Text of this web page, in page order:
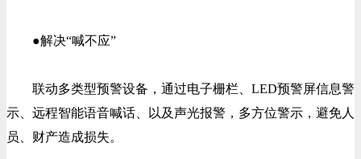
●解决“喊不应”
联动多类型预警设备，通过电子栅栏、LED预警屏信息警
示、远程智能语音喊话、以及声光报警，多方位警示，避免人
员、财产造成损失。